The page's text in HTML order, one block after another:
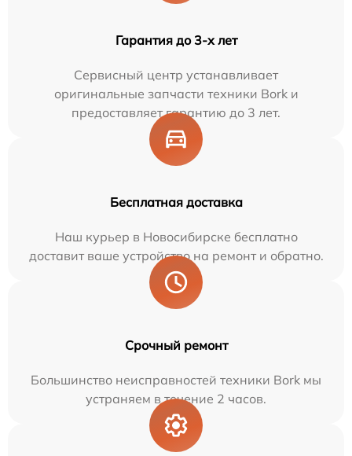
Гарантия до 3-х лет
Сервисный центр устанавливает
оригинальные запчасти техники Bork и
предоставляет гарантию до 3 лет.
Бесплатная доставка
Наш курьер в Новосибирске бесплатно
доставит ваше устройство на ремонт и обратно.
Срочный ремонт
Большинство неисправностей техники Bork мы
устраняем в течение 2 часов.